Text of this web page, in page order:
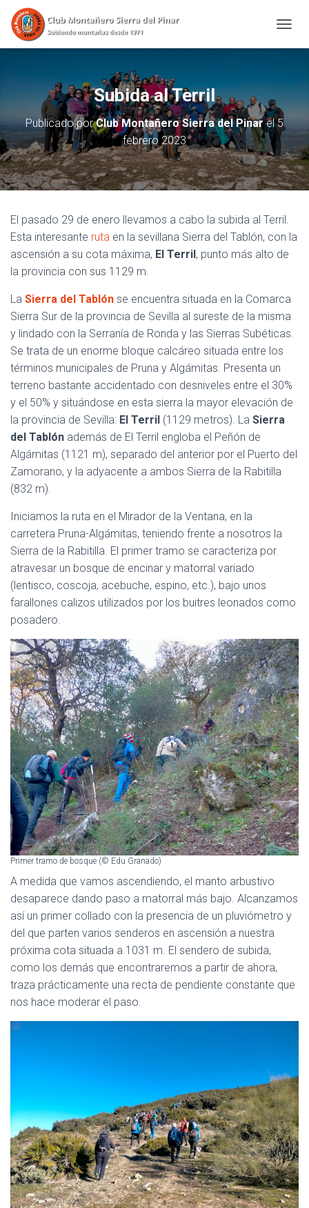
Subida al Terril
Publicado porClub Montañero Sierra del Pinarel5
febrero 2023
El pasado 29 de enero llevamos a cabo la subida al Terril.
Esta interesante ruta en la sevillana Sierra del Tablón, con la
ascensión a su cota máxima, El Terril, punto más alto de
la provincia con sus 1129 m.
La Sierra del Tablón se encuentra situada en la Comarca
Sierra Sur de la provincia de Sevilla al sureste de la misma
y lindado con la Serranía de Ronda y las Sierras Subéticas.
Se trata de un enorme bloque calcáreo situada entre los
términos municipales de Pruna y Algámitas. Presenta un
terreno bastante accidentado con desniveles entre el 30%
y el 50% y situándose en esta sierra la mayor elevación de
la provincia de Sevilla: El Terril (1129 metros). La Sierra
del Tablón además de El Terril engloba el Peñón de
Algámitas (1121 m), separado del anterior por el Puerto del
Zamorano, y la adyacente a ambos Sierra de la Rabitilla
(832 m).
Iniciamos la ruta en el Mirador de la Ventana, en la
carretera Pruna-Algámitas, teniendo frente a nosotros la
Sierra de la Rabitilla. El primer tramo se caracteriza por
atravesar un bosque de encinar y matorral variado
(lentisco, coscoja, acebuche, espino, etc.), bajo unos
farallones calizos utilizados por los buitres leonados como
posadero.
Primer tramo de bosque (© Edu Granado)
A medida que vamos ascendiendo, el manto arbustivo
desaparece dando paso a matorral más bajo. Alcanzamos
así un primer collado con la presencia de un pluviómetro y
del que parten varios senderos en ascensión a nuestra
próxima cota situada a 1031 m. El sendero de subida,
como los demás que encontraremos a partir de ahora,
traza prácticamente una recta de pendiente constante que
nos hace moderar el paso.